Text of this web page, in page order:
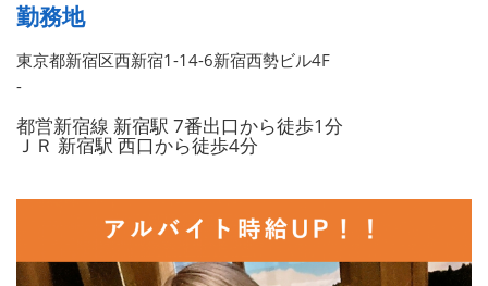
勤務地
東京都新宿区西新宿1-14-6新宿西勢ビル4F
-
都営新宿線 新宿駅 7番出口から徒歩1分
ＪＲ 新宿駅 西口から徒歩4分